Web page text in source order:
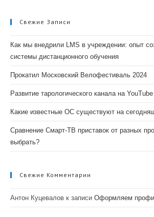
Свежие Записи
Как мы внедрили LMS в учреждении: опыт
системы дистанционного обучения
Прокатил Московский Велофестиваль 2024
Развитие тарологического канала на
Какие известные ОС существуют на
Сравнение Смарт-ТВ приставок от разных
выбрать?
Свежие Комментарии
Антон Куцевалов к записи Оформляем